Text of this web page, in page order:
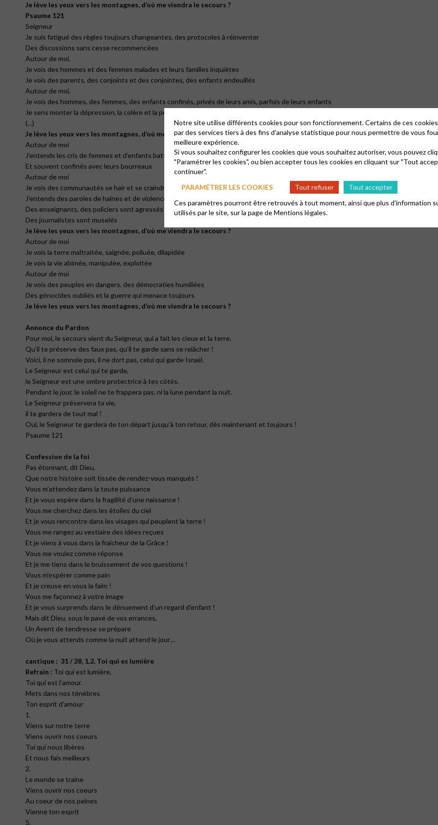
Je lève les yeux vers les montagnes, d’où me viendra le secours ?
Psaume 121
Seigneur
Je suis fatigué des règles toujours changeantes, des protocoles à réinventer
Des discussions sans cesse recommencées
Autour de moi,
Je vois des hommes et des femmes malades et leurs familles inquiètes
Je vois des parents, des conjoints et des conjointes, des enfants endeuillés
Autour de moi,
Je vois des hommes, des femmes, des enfants confinés, privés de leurs amis, parfois de leurs enfants
Je sens monter la dépression, la colère et la peur
(…)
Je lève les yeux vers les montagnes, d’où me viendra le secours ?
Autour de moi
J’entends les cris de femmes et d’enfants battus, maltraités, humiliés
Et souvent confinés avec leurs bourreaux
Autour de moi
Je vois des communautés se haïr et se craindre
J’entends des paroles de haines et de violence
Des enseignants, des policiers sont agressés
Des journalistes sont muselés
Je lève les yeux vers les montagnes, d’où me viendra le secours ?
Autour de moi
Je vois la terre maltraitée, saignée, polluée, dilapidée
Je vois la vie abimée, manipulée, exploitée
Autour de moi
Je vois des peuples en dangers, des démocraties humiliées
Des génocides oubliés et la guerre qui menace toujours
Je lève les yeux vers les montagnes, d’où me viendra le secours ?
Annonce du Pardon
Pour moi, le secours vient du Seigneur, qui a fait les cieux et la terre.
Qu’il te préserve des faux pas, qu’il te garde sans se relâcher !
Voici, il ne somnole pas, il ne dort pas, celui qui garde Israël.
Le Seigneur est celui qui te garde,
le Seigneur est une ombre protectrice à tes côtés.
Pendant le jour, le soleil ne te frappera pas, ni la lune pendant la nuit.
Le Seigneur préservera ta vie,
il te gardera de tout mal !
Oui, le Seigneur te gardera de ton départ jusqu’à ton retour, dès maintenant et toujours !
Psaume 121
Confession de la foi
Pas étonnant, dit Dieu,
Que notre histoire soit tissée de rendez-vous manqués !
Vous m’attendez dans la toute puissance
Et je vous espère dans la fragilité d’une naissance !
Vous me cherchez dans les étoiles du ciel
Et je vous rencontre dans les visages qui peuplent la terre !
Vous me rangez au vestiaire des idées reçues
Et je viens à vous dans la fraîcheur de la Grâce !
Vous me voulez comme réponse
Et je me tiens dans le bruissement de vos questions !
Vous m’espérer comme pain
Et je creuse en vous la faim !
Vous me façonnez à votre image
Et je vous surprends dans le dénuement d’un regard d’enfant !
Mais dit Dieu, sous le pavé de vos errances,
Un Avent de tendresse se prépare
Où je vous attends comme la nuit attend le jour…
cantique : 31 / 28, 1.2. Toi qui es lumière
Refrain : Toi qui est lumière,
Toi qui est l’amour.
Mets dans nos ténèbres
Ton esprit d’amour
1.
Viens sur notre terre
Viens ouvrir nos coeurs
Toi qui nous libères
Et nous fais meilleurs
2.
Le monde se traine
Viens ouvrir nos coeurs
Au coeur de nos peines
Vienne ton esprit
5.
Notre site utilise différents cookies pour son fonctionnement. Certains de ces
par des services tiers à des fins d'analyse statistique pour nous permettre de vous
meilleure expérience.
Si vous souhaitez configurer les cookies que vous souhaitez autoriser, vous pouvez
"Paramétrer les cookies", ou bien accepter tous les cookies en cliquant sur "Tout
continuer".
PARAMÉTRER LES COOKIES
Tout refuser
Tout accepter
Ces paramètres pourront être retrouvés à tout moment, ainsi que plus d'information
utilisés par le site, sur la page deMentions légales.